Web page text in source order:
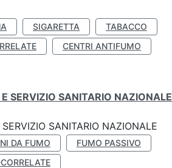
SIGARETTA
TABACCO
CENTRI ANTIFUMO
SERVIZIO SANITARIO NAZIONALE
SANITARIO NAZIONALE
DA FUMO
FUMO PASSIVO